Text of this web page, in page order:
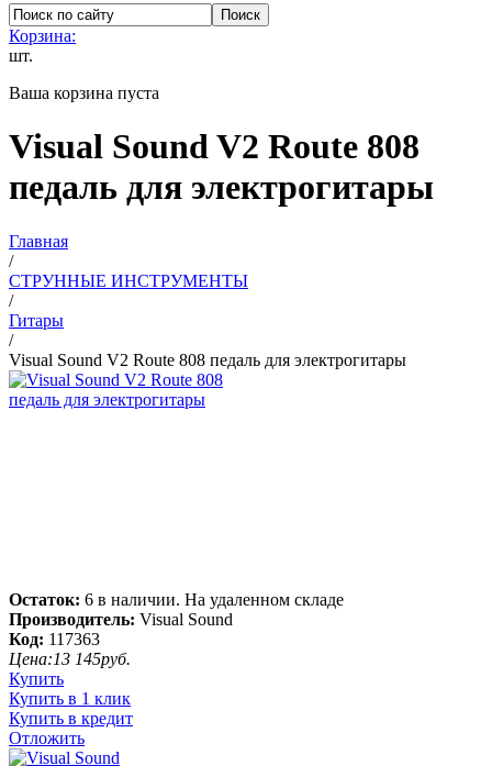
Корзина:
шт.
Ваша корзина пуста
Visual Sound V2 Route 808
педаль для электрогитары
Главная
/
СТРУННЫЕ ИНСТРУМЕНТЫ
/
Гитары
/
Visual Sound V2 Route 808 педаль для электрогитары
Остаток: 6 в наличии. На удаленном складе
Производитель: Visual Sound
Код: 117363
Цена:13 145руб.
Купить
Купить в 1 клик
Купить в кредит
Отложить